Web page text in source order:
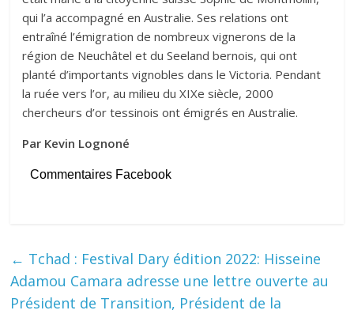
qui l’a accompagné en Australie. Ses relations ont
entraîné l’émigration de nombreux vignerons de la
région de Neuchâtel et du Seeland bernois, qui ont
planté d’importants vignobles dans le Victoria. Pendant
la ruée vers l’or, au milieu du XIXe siècle, 2000
chercheurs d’or tessinois ont émigrés en Australie.
Par Kevin Lognoné
Commentaires Facebook
← Tchad : Festival Dary édition 2022: Hisseine
Adamou Camara adresse une lettre ouverte au
Président de Transition, Président de la